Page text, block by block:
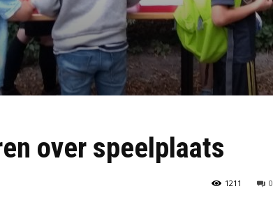
over speelplaats
0
1211